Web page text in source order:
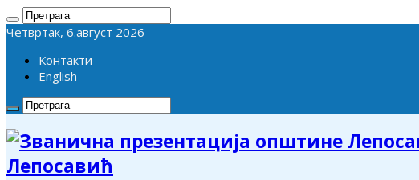
Четвртак, 6.август 2026
Контакти
English
Лепосавић